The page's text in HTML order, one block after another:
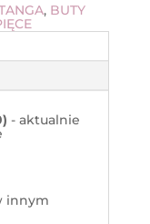
, BUTY
- aktualnie
innym